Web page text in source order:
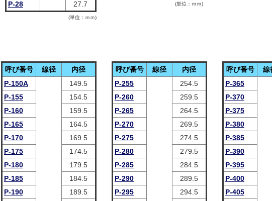
(単位：ｍｍ)
P-28
27.7 (単位：ｍｍ)
呼び番号 線径
内径
P-150A
149.5
P-155
154.5
P-160
159.5
P-165
164.5
P-170
169.5
P-175
174.5
P-180
179.5
P-185
184.5
P-190
189.5
呼び番号 線径
内径
P-255
254.5
P-260
259.5
P-265
264.5
P-270
269.5
P-275
274.5
P-280
279.5
P-285
284.5
P-290
289.5
P-295
294.5
呼び番号
線
P-365
P-370
P-375
P-380
P-385
P-390
P-395
P-400
P-405